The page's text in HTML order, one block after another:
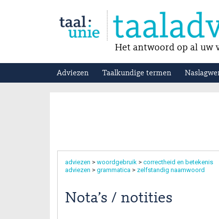
Het antwoord op al uw
Adviezen Taalkundige termen
adviezen > woordgebruik > correctheid en betekenis
adviezen > grammatica > zelfstandig naamwoord
Nota’s / notities